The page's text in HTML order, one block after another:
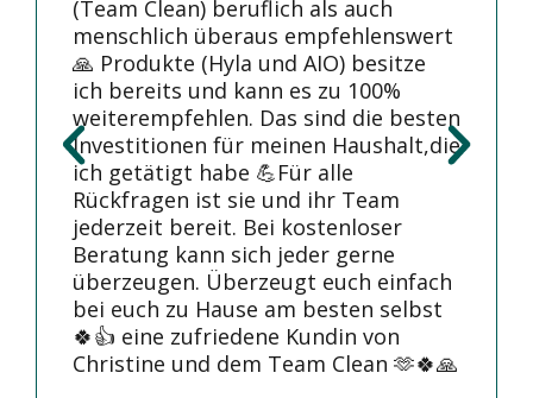
(Team Clean) beruflich als auch
menschlich überaus empfehlenswert
🙏 Produkte (Hyla und AIO) besitze
ich bereits und kann es zu 100%
weiterempfehlen. Das sind die besten
Investitionen für meinen Haushalt,die
ich getätigt habe 💪Für alle
Rückfragen ist sie und ihr Team
jederzeit bereit. Bei kostenloser
Beratung kann sich jeder gerne
überzeugen. Überzeugt euch einfach
bei euch zu Hause am besten selbst
🍀👍 eine zufriedene Kundin von
Christine und dem Team Clean 🫶🍀🙏